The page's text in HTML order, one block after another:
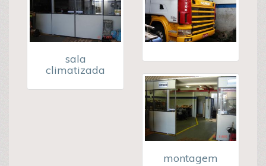
sala
climatizada
montagem